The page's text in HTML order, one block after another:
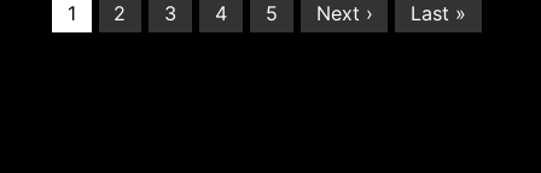
1 2 3 4 5 Next › Last »